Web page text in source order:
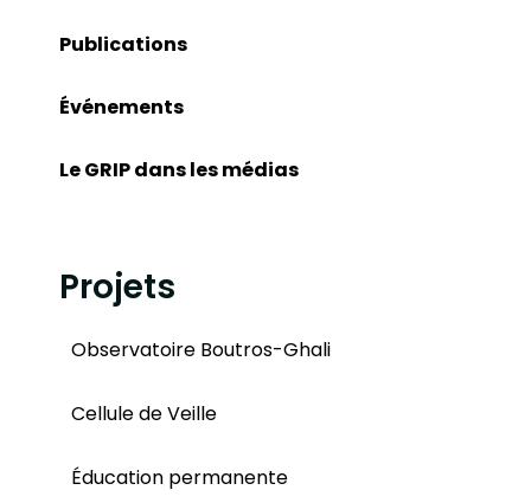
Publications
Événements
Le GRIP dans les médias
Projets
Observatoire Boutros-Ghali
Cellule de Veille
Éducation permanente